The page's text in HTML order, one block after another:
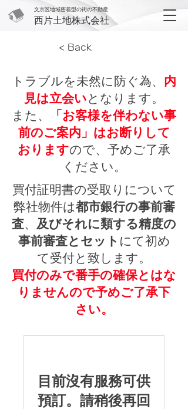
文京区地域密着型の街の不動産
西片土地株式会社
< Back
トラブルを未然に防ぐ為、 内
見は立会いとなります。
また、
「お客様を伴わない事
前のご案内」はお断りして
おりますので、予めご了承
ください。
買付証明書の受取りについて
弊社物件は都市銀行の事前審
査、 及びそれに類する精度の
事前審査とセット にて初め
て受付と致します。
買付のみで番手の確保とはな
りませんので予めご了承下
さい。
目前沒有服務可供
預訂。請稍後再回